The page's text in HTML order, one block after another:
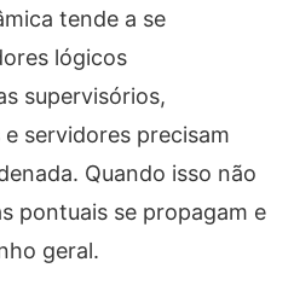
tende a se
lógicos
supervisórios,
servidores precisam
Quando isso não
pontuais se propagam e
geral.